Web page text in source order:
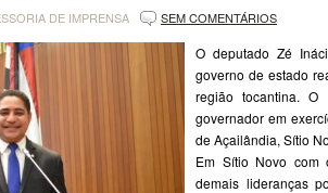
DE IMPRENSA SEM COMENTÁRIOS
O deputado Zé
governo de estado
região tocantina. O
governador em
de Açailândia, Sítio
Em Sítio Novo com
demais lideranças